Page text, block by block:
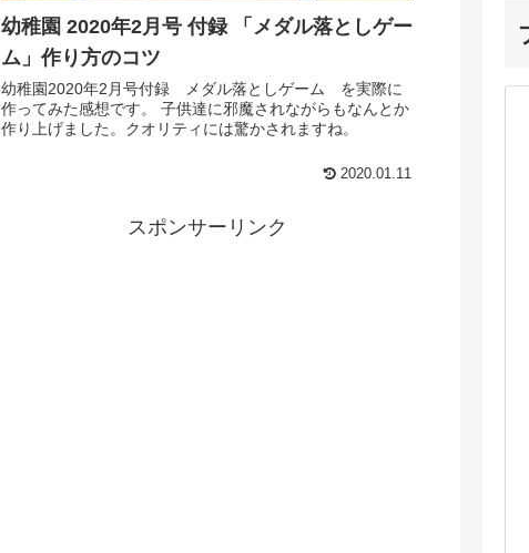
幼稚園 2020年2月号 付録 「メダル落としゲー
ム」作り方のコツ
幼稚園2020年2月号付録 メダル落としゲーム を実際に
作ってみた感想です。 子供達に邪魔されながらもなんとか
作り上げました。クオリティには驚かされますね。
2020.01.11
スポンサーリンク